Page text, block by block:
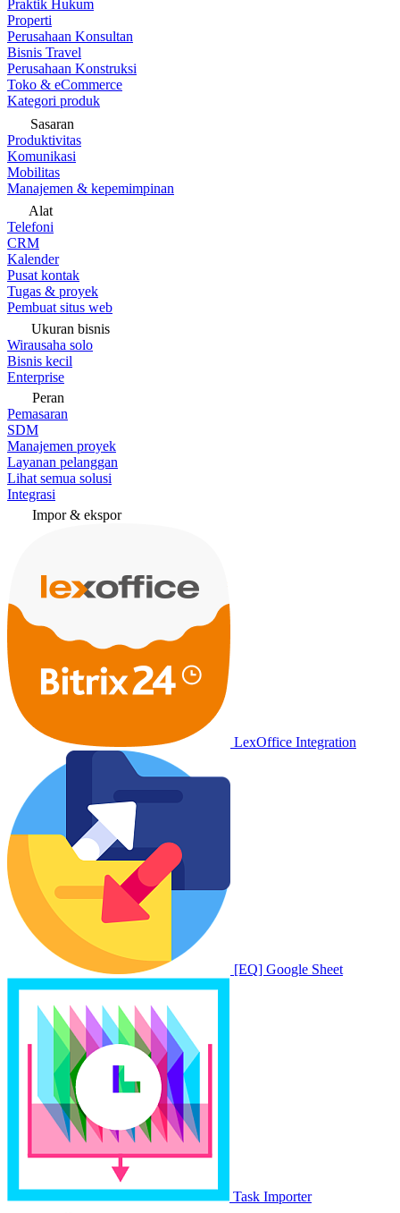
Praktik Hukum
Properti
Perusahaan Konsultan
Bisnis Travel
Perusahaan Konstruksi
Toko & eCommerce
Kategori produk
Sasaran
Produktivitas
Komunikasi
Mobilitas
Manajemen & kepemimpinan
Alat
Telefoni
CRM
Kalender
Pusat kontak
Tugas & proyek
Pembuat situs web
Ukuran bisnis
Wirausaha solo
Bisnis kecil
Enterprise
Peran
Pemasaran
SDM
Manajemen proyek
Layanan pelanggan
Lihat semua solusi
Integrasi
Impor & ekspor
LexOffice Integration
[EQ] Google Sheet
Task Importer